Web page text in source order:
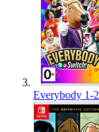
Everybody 1-